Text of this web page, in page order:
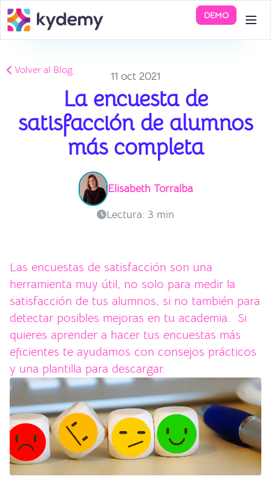
DEMO
Volver al Blog 11 oct 2021
La encuesta de
satisfacción de alumnos
más completa
Elisabeth Torralba
Lectura: 3 min
Las encuestas de satisfacción son una
herramienta muy útil, no solo para medir la
satisfacción de tus alumnos, si no también para
detectar posibles mejoras en tu academia. Si
quieres aprender a hacer tus encuestas más
eficientes te ayudamos con consejos prácticos
y una plantilla para descargar.